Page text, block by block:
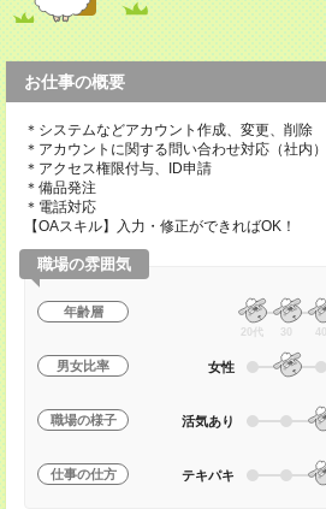
お仕事の概要
＊システムなどアカウント作成、変更、削除
＊アカウントに関する問い合わせ対応（社内）
＊アクセス権限付与、ID申請
＊備品発注
＊電話対応
【OAスキル】入力・修正ができればOK！
職場の雰囲気
年齢層
20代 30 40
男女比率 女性
職場の様子 活気あり
仕事の仕方 テキパキ